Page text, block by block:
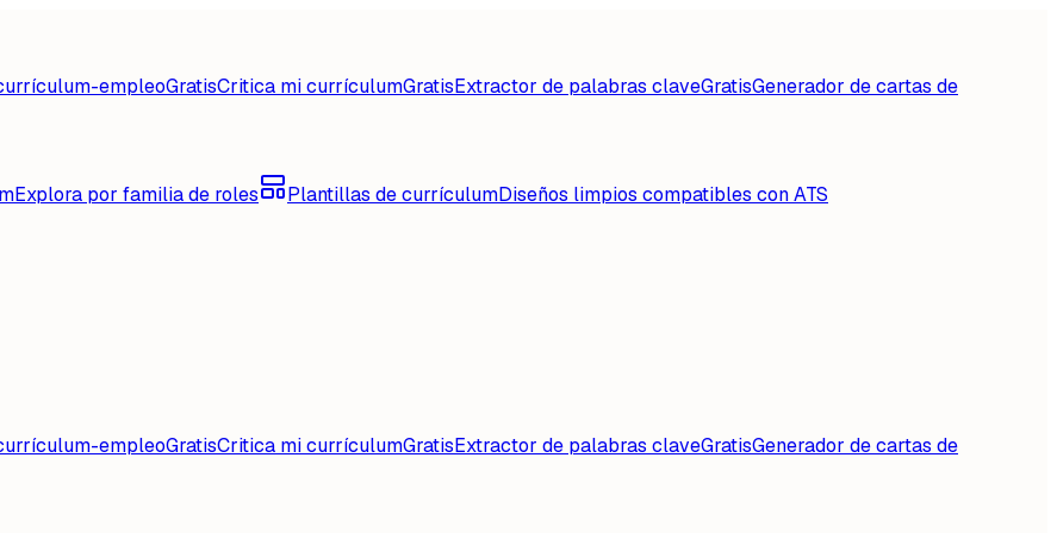
empleoGratisCritica mi currículumGratisExtractor de palabras claveGratisGenerador de cartas de
Explora por familia de roles Plantillas de currículumDiseños limpios compatibles con ATS
empleoGratisCritica mi currículumGratisExtractor de palabras claveGratisGenerador de cartas de